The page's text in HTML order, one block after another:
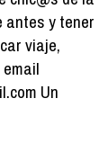
antes y tener
viaje,
Un